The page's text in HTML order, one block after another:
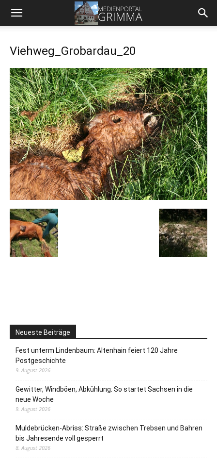
Viehweg_Grobardau_20
Neueste Beiträge
Fest unterm Lindenbaum: Altenhain feiert 120 Jahre
Postgeschichte
9. August 2026
Gewitter, Windböen, Abkühlung: So startet Sachsen in die
neue Woche
9. August 2026
Muldebrücken-Abriss: Straße zwischen Trebsen und Bahren
bis Jahresende voll gesperrt
8. August 2026